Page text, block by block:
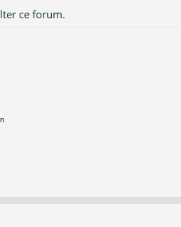
ce forum.